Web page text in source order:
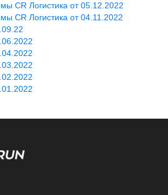
CR Логистика от 05.12.2022
CR Логистика от 04.11.2022